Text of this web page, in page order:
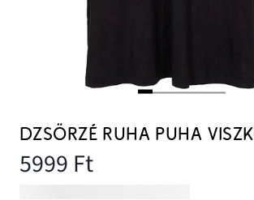
DZSÖRZÉ RUHA PUHA
5999 Ft